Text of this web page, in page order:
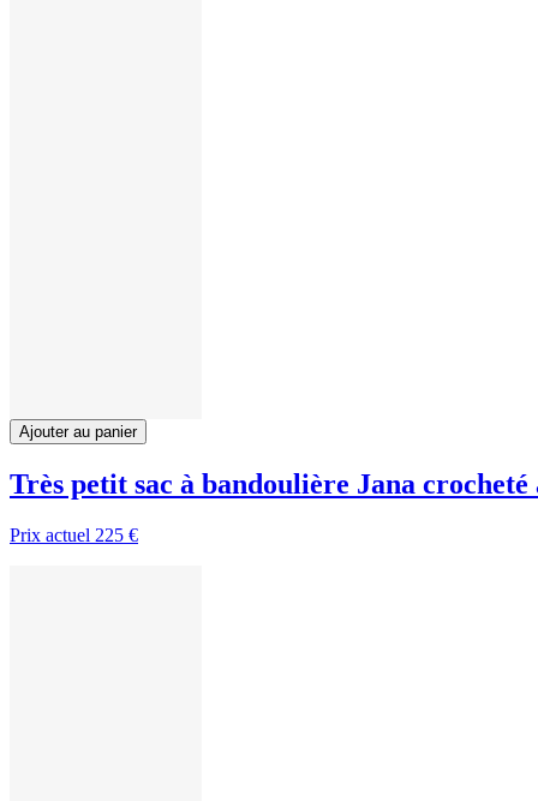
Ajouter au panier
Très petit sac à bandoulière Jana
Prix actuel 225 €